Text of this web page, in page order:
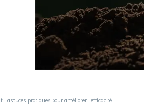
: astuces pratiques pour améliorer l’efficacité